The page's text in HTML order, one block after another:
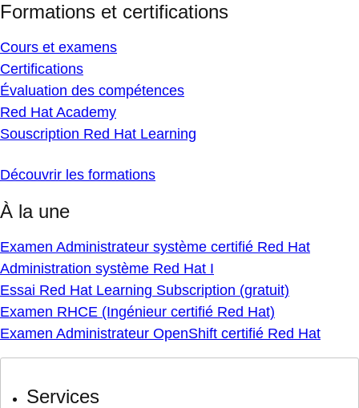
Formations et certifications
Cours et examens
Certifications
Évaluation des compétences
Red Hat Academy
Souscription Red Hat Learning
Découvrir les formations
À la une
Examen Administrateur système certifié Red Hat
Administration système Red Hat I
Essai Red Hat Learning Subscription (gratuit)
Examen RHCE (Ingénieur certifié Red Hat)
Examen Administrateur OpenShift certifié Red Hat
Services